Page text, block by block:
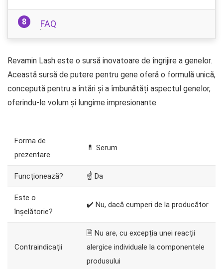
FAQ
Revamin Lash este o sursă inovatoare de îngrijire a genelor.
Această sursă de putere pentru gene oferă o formulă unică,
concepută pentru a întări și a îmbunătăți aspectul genelor,
oferindu-le volum și lungime impresionante.
Forma de
prezentare
💊 Serum
Funcționează? ☝ Da
Este o
înșelătorie?
✔️ Nu, dacă cumperi de la producător
Contraindicații
🗎 Nu are, cu excepția unei reacții
alergice individuale la componentele
produsului